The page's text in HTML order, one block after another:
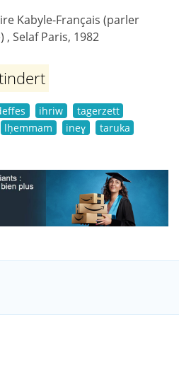
Kabyle-Français (parler
, Selaf Paris, 1982
ihriw
tagerzett
lḥemmam ineɣ
taruka